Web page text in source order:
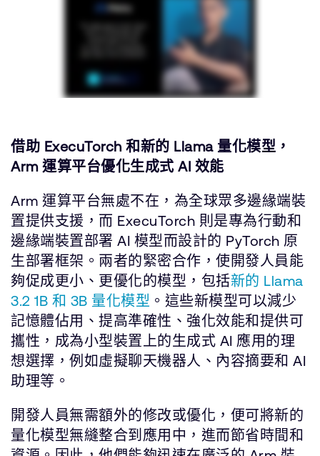
借助 ExecuTorch 和新的 Llama 量化模型，
Arm 運算平台優化生成式 AI 效能
Arm 運算平台無處不在，為全球眾多邊緣端裝
置提供支援，而 ExecuTorch 則是專為行動和
邊緣端裝置部署 AI 模型而設計的 PyTorch 原
生部署框架。兩者的緊密合作，使開發人員能
夠促成更小、更優化的模型，包括新的 Llama
3.2 1B 和 3B 量化模型 。這些新模型可以減少
記憶體佔用、提高準確性、強化效能和提供可
攜性，成為小型裝置上的生成式 AI 應用的理
想選擇，例如虛擬聊天機器人、內容摘要和 AI
助理等。
開發人員無需額外的修改或優化，便可將新的
量化模型無縫整合到應用中，進而節省時間和